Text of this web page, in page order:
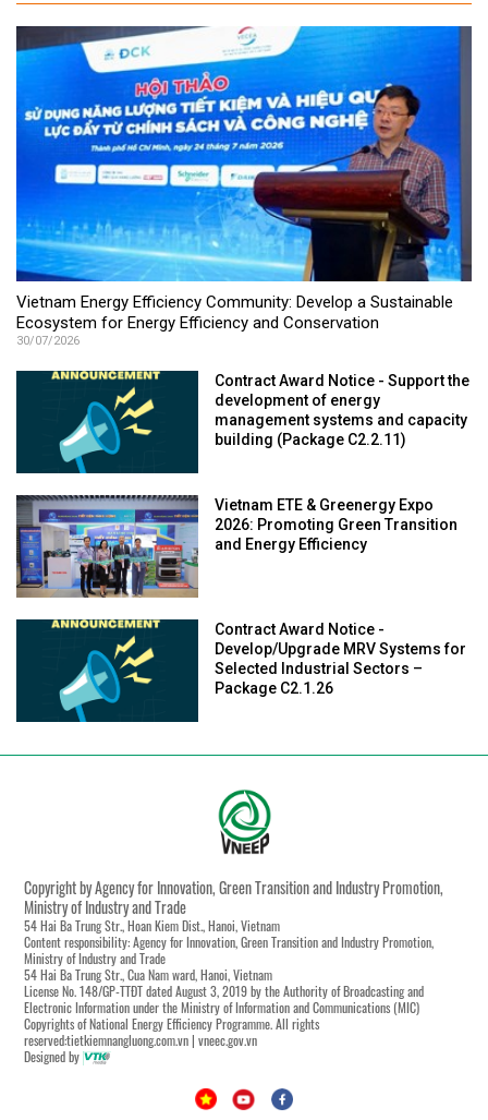
Vietnam Energy Efficiency Community: Develop a Sustainable
Ecosystem for Energy Efficiency and Conservation
30/07/2026
Contract Award Notice - Support the
development of energy
management systems and capacity
building (Package C2.2.11)
Vietnam ETE & Greenergy Expo
2026: Promoting Green Transition
and Energy Efficiency
Contract Award Notice -
Develop/Upgrade MRV Systems for
Selected Industrial Sectors –
Package C2.1.26
Copyright by Agency for Innovation, Green Transition and Industry Promotion,
Ministry of Industry and Trade
54 Hai Ba Trung Str., Hoan Kiem Dist., Hanoi, Vietnam
Content responsibility: Agency for Innovation, Green Transition and Industry Promotion,
Ministry of Industry and Trade
54 Hai Ba Trung Str., Cua Nam ward, Hanoi, Vietnam
License No. 148/GP-TTĐT dated August 3, 2019 by the Authority of Broadcasting and
Electronic Information under the Ministry of Information and Communications (MIC)
Copyrights of National Energy Efficiency Programme. All rights
reserved:tietkiemnangluong.com.vn | vneec.gov.vn
Designed by